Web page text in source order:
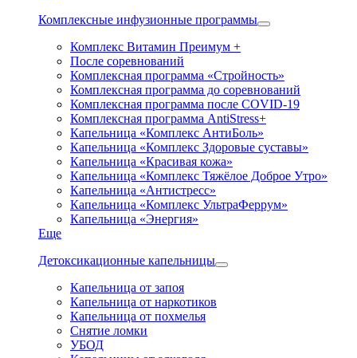
Комплексные инфузионные программы
Комплекс Витамин Преимум +
После соревнований
Комплексная программа «Стройность»
Комплексная программа до соревнований
Комплексная программа после COVID-19
Комплексная программа AntiStress+
Капельница «Комплекс АнтиБоль»
Капельница «Комплекс Здоровые суставы»
Капельница «Красивая кожа»
Капельница «Комплекс Тяжёлое Доброе Утро»
Капельница «Антистресс»
Капельница «Комплекс УльтраФеррум»
Капельница «Энергия»
Еще
Детоксикационные капельницы
Капельница от запоя
Капельница от наркотиков
Капельница от похмелья
Снятие ломки
УБОД